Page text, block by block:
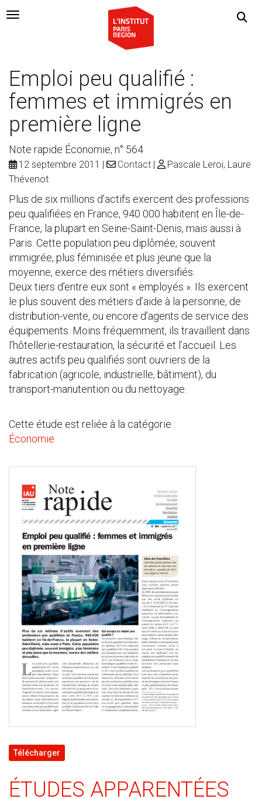
Navigation Toggle
Emploi peu qualifié :
femmes et immigrés en
première ligne
Note rapide Économie, n° 564
12 septembre 2011 Contact
Pascale Leroi, Laure
Thévenot
Plus de six millions d’actifs exercent des professions
peu qualifiées en France, 940 000 habitent en Île-de-
France, la plupart en Seine-Saint-Denis, mais aussi à
Paris. Cette population peu diplômée, souvent
immigrée, plus féminisée et plus jeune que la
moyenne, exerce des métiers diversifiés.
Deux tiers d’entre eux sont « employés ». Ils exercent
le plus souvent des métiers d’aide à la personne, de
distribution-vente, ou encore d’agents de service des
équipements. Moins fréquemment, ils travaillent dans
l’hôtellerie-restauration, la sécurité et l’accueil. Les
autres actifs peu qualifiés sont ouvriers de la
fabrication (agricole, industrielle, bâtiment), du
transport-manutention ou du nettoyage.
Cette étude est reliée à la catégorie :
Économie
Télécharger
ÉTUDES APPARENTÉES